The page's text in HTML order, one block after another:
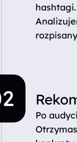
hashtagi.
Po